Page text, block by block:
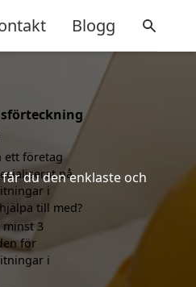
Blogg
du den enklaste och
ett företag
på
i
till med?
minst 3
för
i